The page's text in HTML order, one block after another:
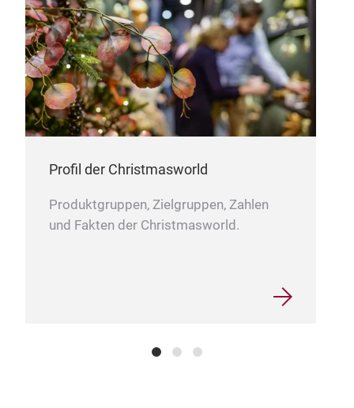
Profil der Christmasworld
Produktgruppen, Zielgruppen, Zahlen
und Fakten der Christmasworld.